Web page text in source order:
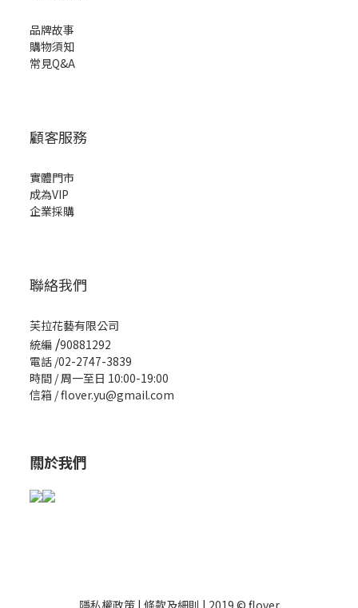
品牌故事
購物須知
常見Q&A
顧客服務
實體門市
成為VIP
企業採購
聯絡我們
芙拉花藝有限公司
統編 /90881292
電話 /02-2747-3839
時間 / 周一至日 10:00-19:00
信箱 / flover.yu@gmail.com
關於我們
隱私權政策| 條款及細則 | 2019 © flover